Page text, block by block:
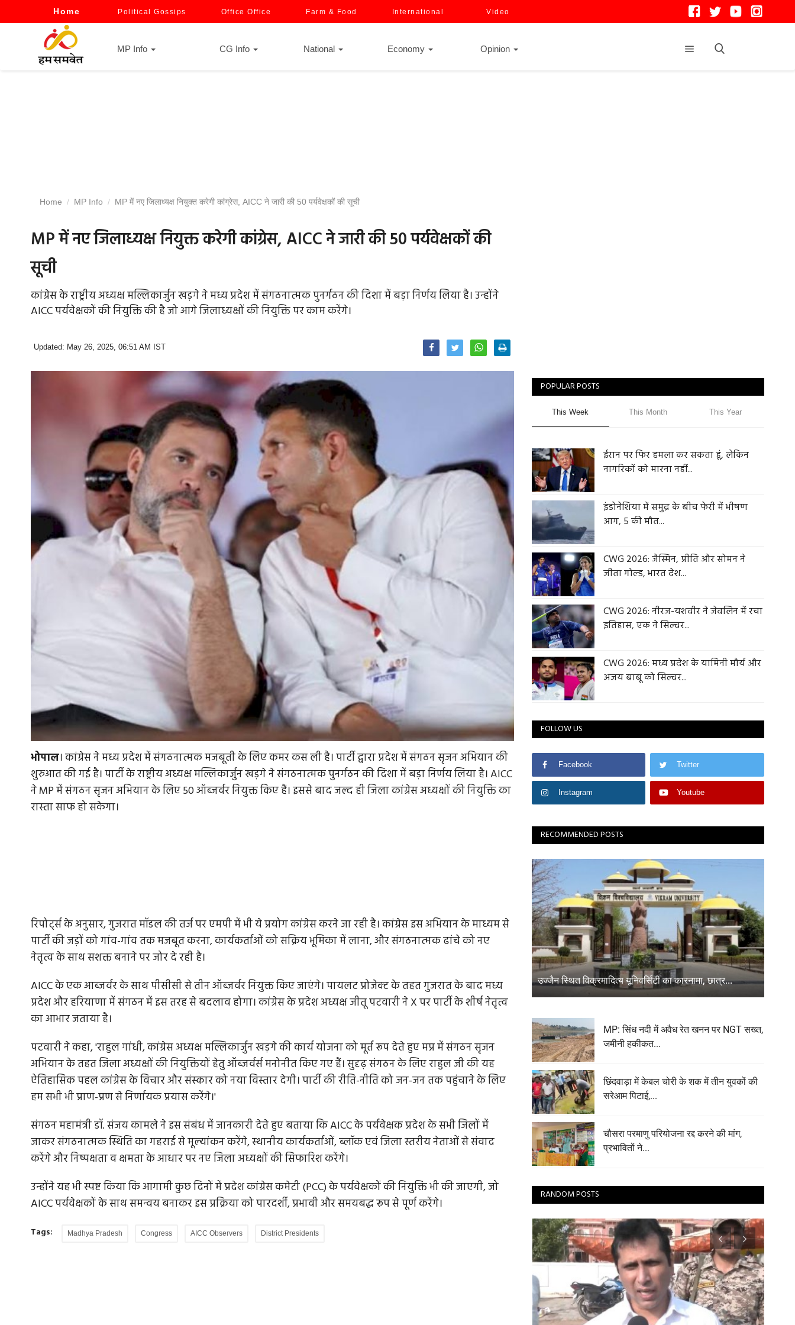
Home Political Gossips Office Office Farm & Food International Video
MP Info CG Info National Economy Opinion
Home MP Info MP में नए जिलाध्यक्ष नियुक्त करेगी कांग्रेस, AICC ने जारी की 50 पर्यवेक्षकों की सूची
MP में नए जिलाध्यक्ष नियुक्त करेगी कांग्रेस, AICC ने जारी की 50 पर्यवेक्षकों की
सूची
कांग्रेस के राष्ट्रीय अध्यक्ष मल्लिकार्जुन खड़गे ने मध्य प्रदेश में संगठनात्मक पुनर्गठन की दिशा में बड़ा निर्णय लिया है। उन्होंने
AICC पर्यवेक्षकों की नियुक्ति की है जो आगे जिलाध्यक्षों की नियुक्ति पर काम करेंगे।
Updated: May 26, 2025, 06:51 AM IST
भोपाल। कांग्रेस ने मध्य प्रदेश में संगठनात्मक मजबूती के लिए कमर कस ली है। पार्टी द्वारा प्रदेश में संगठन सृजन अभियान की
शुरुआत की गई है। पार्टी के राष्ट्रीय अध्यक्ष मल्लिकार्जुन खड़गे ने संगठनात्मक पुनर्गठन की दिशा में बड़ा निर्णय लिया है। AICC
ने MP में संगठन सृजन अभियान के लिए 50 ऑब्जर्वर नियुक्त किए हैं। इससे बाद जल्द ही जिला कांग्रेस अध्यक्षों की नियुक्ति का
रास्ता साफ हो सकेगा।
रिपोर्ट्स के अनुसार, गुजरात मॉडल की तर्ज पर एमपी में भी ये प्रयोग कांग्रेस करने जा रही है। कांग्रेस इस अभियान के माध्यम से
पार्टी की जड़ों को गांव-गांव तक मजबूत करना, कार्यकर्ताओं को सक्रिय भूमिका में लाना, और संगठनात्मक ढांचे को नए
नेतृत्व के साथ सशक्त बनाने पर जोर दे रही है।
AICC के एक आब्जर्वर के साथ पीसीसी से तीन ऑब्जर्वर नियुक्त किए जाएंगे। पायलट प्रोजेक्ट के तहत गुजरात के बाद मध्य
प्रदेश और हरियाणा में संगठन में इस तरह से बदलाव होगा। कांग्रेस के प्रदेश अध्यक्ष जीतू पटवारी ने X पर पार्टी के शीर्ष नेतृत्व
का आभार जताया है।
पटवारी ने कहा, 'राहुल गांधी, कांग्रेस अध्यक्ष मल्लिकार्जुन खड़गे की कार्य योजना को मूर्त रूप देते हुए मप्र में संगठन सृजन
अभियान के तहत जिला अध्यक्षों की नियुक्तियों हेतु ऑब्जर्वर्स मनोनीत किए गए हैं। सुदृढ़ संगठन के लिए राहुल जी की यह
ऐतिहासिक पहल कांग्रेस के विचार और संस्कार को नया विस्तार देगी। पार्टी की रीति-नीति को जन-जन तक पहुंचाने के लिए
हम सभी भी प्राण-प्रण से निर्णायक प्रयास करेंगे।'
संगठन महामंत्री डॉ. संजय कामले ने इस संबंध में जानकारी देते हुए बताया कि AICC के पर्यवेक्षक प्रदेश के सभी जिलों में
जाकर संगठनात्मक स्थिति का गहराई से मूल्यांकन करेंगे, स्थानीय कार्यकर्ताओं, ब्लॉक एवं जिला स्तरीय नेताओं से संवाद
करेंगे और निष्पक्षता व क्षमता के आधार पर नए जिला अध्यक्षों की सिफारिश करेंगे।
उन्होंने यह भी स्पष्ट किया कि आगामी कुछ दिनों में प्रदेश कांग्रेस कमेटी (PCC) के पर्यवेक्षकों की नियुक्ति भी की जाएगी, जो
AICC पर्यवेक्षकों के साथ समन्वय बनाकर इस प्रक्रिया को पारदर्शी, प्रभावी और समयबद्ध रूप से पूर्ण करेंगे।
Tags: Madhya Pradesh Congress AICC Observers District Presidents
POPULAR POSTS
This Week This Month This Year
ईरान पर फिर हमला कर सकता हूं, लेकिन
नागरिकों को मारना नहीं...
इंडोनेशिया में समुद्र के बीच फेरी में भीषण
आग, 5 की मौत...
CWG 2026: जैस्मिन, प्रीति और सोमन ने
जीता गोल्ड, भारत देश...
CWG 2026: नीरज-यशवीर ने जेवलिन में रचा
इतिहास, एक ने सिल्वर...
CWG 2026: मध्य प्रदेश के यामिनी मौर्य और
अजय बाबू को सिल्वर...
FOLLOW US
Facebook Twitter
Instagram Youtube
RECOMMENDED POSTS
उज्जैन स्थित विक्रमादित्य यूनिवर्सिटी का कारनामा, छात्र...
MP: सिंध नदी में अवैध रेत खनन पर NGT सख्त,
जमीनी हकीकत...
छिंदवाड़ा में केबल चोरी के शक में तीन युवकों की
सरेआम पिटाई,...
चौसरा परमाणु परियोजना रद्द करने की मांग,
प्रभावितों ने...
RANDOM POSTS